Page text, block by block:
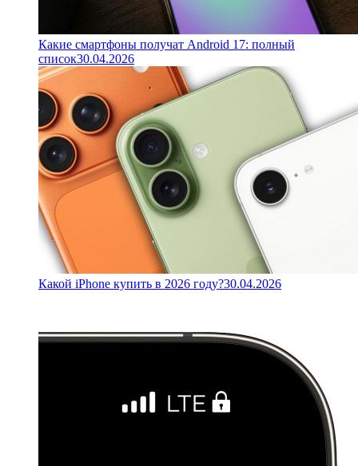
Какие смартфоны получат Android 17: полный
список30.04.2026
Какой iPhone купить в 2026 году?30.04.2026